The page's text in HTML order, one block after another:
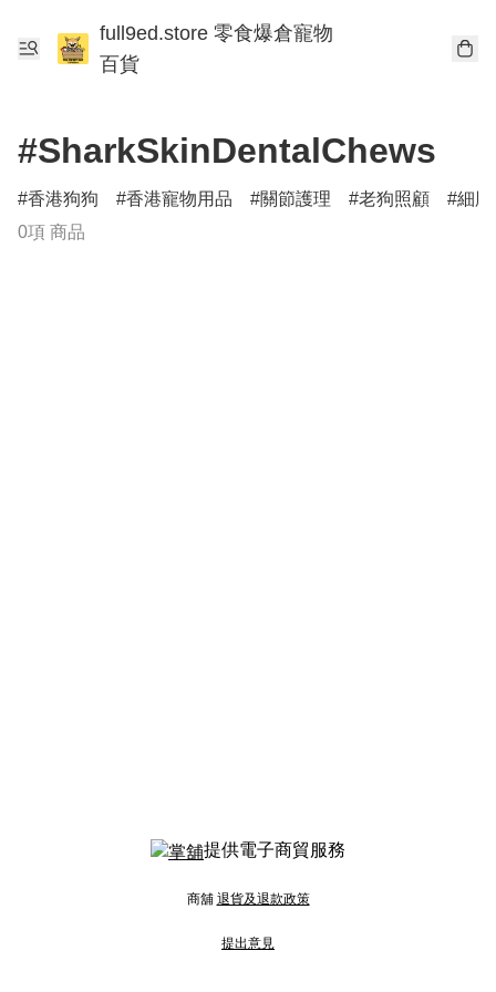
full9ed.store 零食爆倉寵物
百貨
#SharkSkinDentalChews
香港狗狗 香港寵物用品 關節護理 老狗照顧
細
0項 商品
提供電子商貿服務
商舖 退貨及退款政策
提出意見